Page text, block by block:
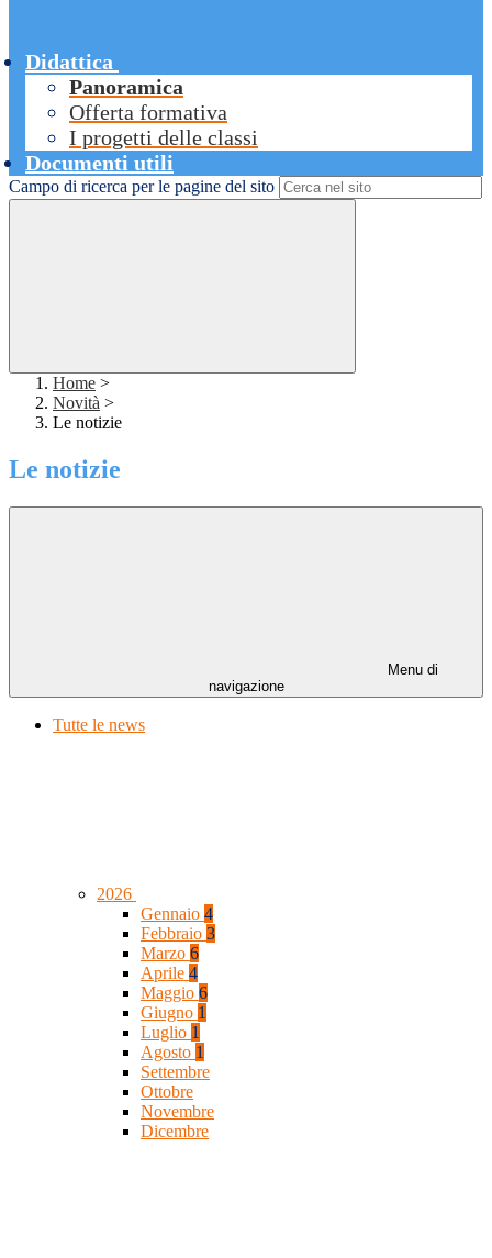
Didattica
Panoramica
Offerta formativa
I progetti delle classi
Documenti utili
Campo di ricerca per le pagine del sito
Home >
Novità >
Le notizie
Le notizie
Menu di
navigazione
Tutte le news
2026
Gennaio 4
Febbraio 3
Marzo 6
Aprile 4
Maggio 6
Giugno 1
Luglio 1
Agosto 1
Settembre
Ottobre
Novembre
Dicembre